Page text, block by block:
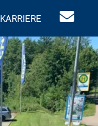
KARRIERE